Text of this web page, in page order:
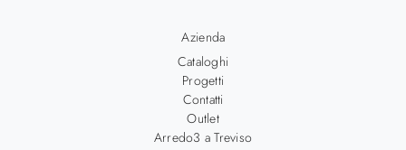
Azienda
Cataloghi
Progetti
Contatti
Outlet
Arredo3 a Treviso